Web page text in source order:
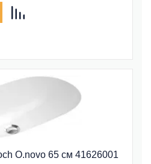
O.novo 65 см 41626001